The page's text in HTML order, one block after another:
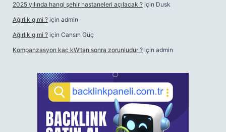
2025 yılında hangi şehir hastaneleri açılacak ? için Dusk
Ağırlık g mi ? için admin
Ağırlık g mi ? için Cansın Güç
Kompanzasyon kaç kW’tan sonra zorunludur ? için admin